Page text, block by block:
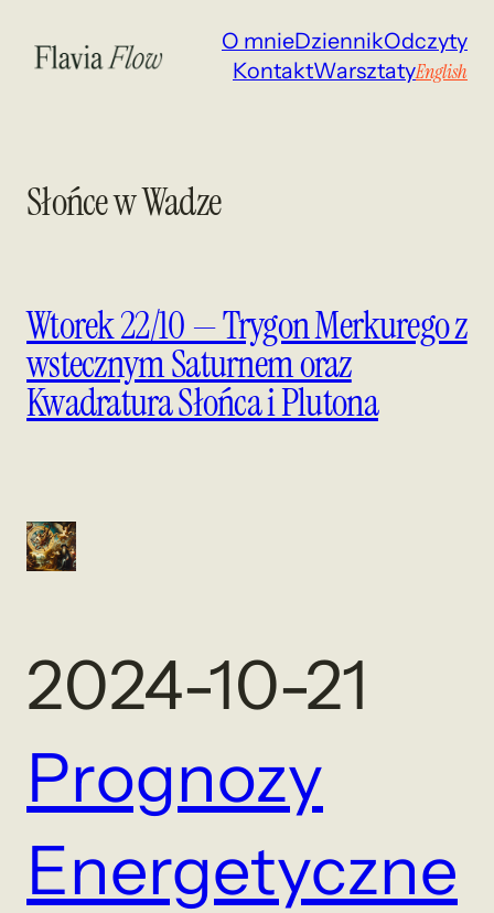
O mnieDziennikOdczyty
KontaktWarsztatyEnglish
Słońce w Wadze
Wtorek 22/10 — Trygon Merkurego z
wstecznym Saturnem oraz
Kwadratura Słońca i Plutona
2024-10-21
Prognozy
Energetyczne